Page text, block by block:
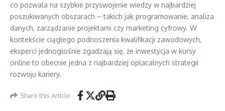
co pozwala na szybkie przyswojenie wiedzy w najbardziej
poszukiwanych obszarach – takich jak programowanie, analiza
danych, zarządzanie projektami czy marketing cyfrowy. W
kontekście ciągłego podnoszenia kwalifikacji zawodowych,
eksperci jednogłośnie zgadzają się, że inwestycja w kursy
online to obecnie jedna z najbardziej opłacalnych strategii
rozwoju kariery.
Share this Article